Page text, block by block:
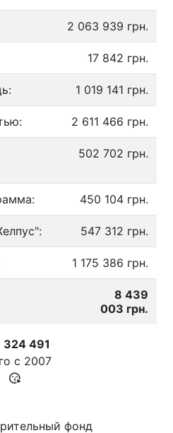
2 063 939 грн.
17 842 грн.
1 019 141 грн.
2 611 466 грн.
502 702 грн.
450 104 грн.
547 312 грн.
1 175 386 грн.
8 439
003 грн.
324 491
с 2007
фонд